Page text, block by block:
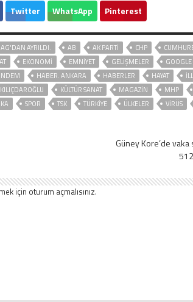
Twitter WhatsApp Pinterest
AYRILDI. AB AK PARTİ CHP
EKONOMİ EMNİYET GELIŞMELER
GOOGLE
HABER. ANKARA HABERLER HAYAT
KÜLTÜR SANAT MAGAZİN MHP
SPOR TSK TÜRKİYE ÜLKELER VIRÜS
Güney Kore’de vaka
için oturum açmalısınız.